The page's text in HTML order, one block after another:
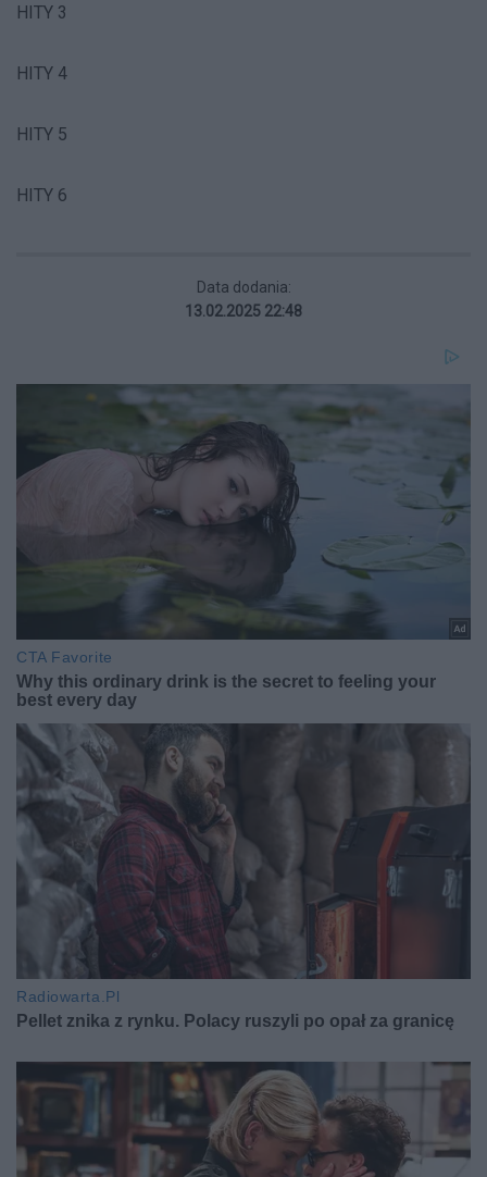
HITY 3
HITY 4
HITY 5
HITY 6
Data dodania:
13.02.2025 22:48